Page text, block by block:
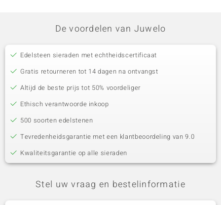
De voordelen van Juwelo
Edelsteen sieraden met echtheidscertificaat
Gratis retourneren tot 14 dagen na ontvangst
Altijd de beste prijs tot 50% voordeliger
Ethisch verantwoorde inkoop
500 soorten edelstenen
Tevredenheidsgarantie met een klantbeoordeling van 9.0
Kwaliteitsgarantie op alle sieraden
Stel uw vraag en bestelinformatie